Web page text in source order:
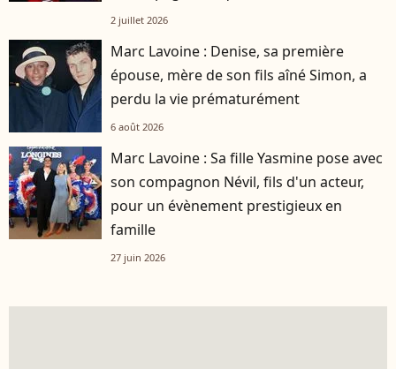
2 juillet 2026
Marc Lavoine : Denise, sa première
épouse, mère de son fils aîné Simon, a
perdu la vie prématurément
6 août 2026
Marc Lavoine : Sa fille Yasmine pose avec
son compagnon Névil, fils d'un acteur,
pour un évènement prestigieux en
famille
27 juin 2026